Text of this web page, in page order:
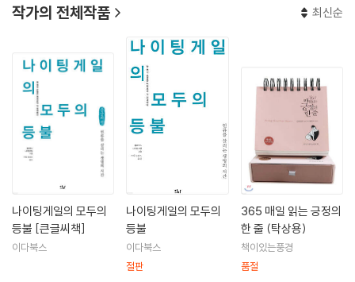
작가의 전체작품 최신순
나이팅게일의 모두의
등불 [큰글씨책]
이다북스
나이팅게일의 모두의
등불
이다북스
절판
365 매일 읽는 긍정의
한 줄 (탁상용)
책이있는풍경
품절